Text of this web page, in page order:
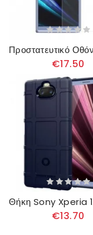
€17.50
€13.70